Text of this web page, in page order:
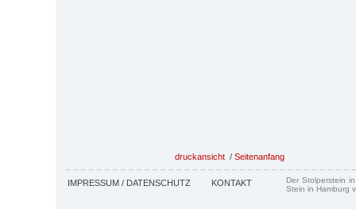
druckansicht / Seitenanfang
IMPRESSUM / DATENSCHUTZ KONTAKT
Der Stolperstein
Stein in Hamburg